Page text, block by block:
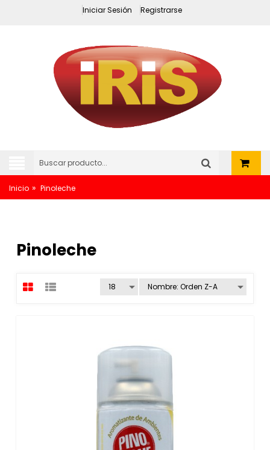
Iniciar Sesión Registrarse
Inicio » Pinoleche
Pinoleche